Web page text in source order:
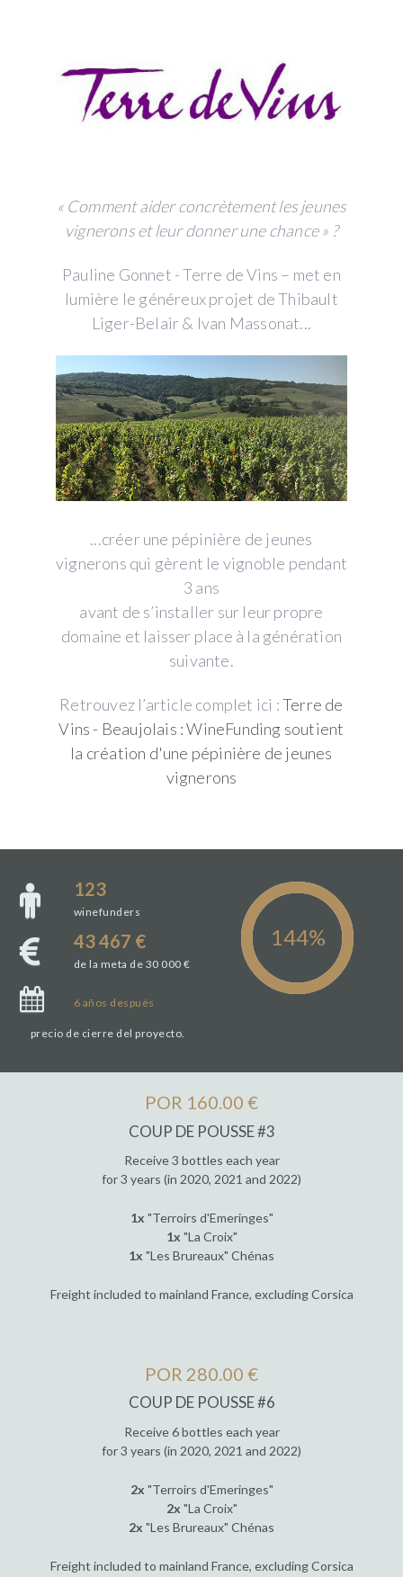
« Comment aider concrètement les jeunes
vignerons et leur donner une chance » ?
Pauline Gonnet - Terre de Vins – met en
lumière le généreux projet de Thibault
Liger-Belair & Ivan Massonat...
...créer une pépinière de jeunes
vignerons qui gèrent le vignoble pendant
3 ans
avant de s’installer sur leur propre
domaine et laisser place à la génération
suivante.
Retrouvez l’article complet ici :Terre de
Vins - Beaujolais : WineFunding soutient
la création d'une pépinière de jeunes
vignerons
123
winefunders
43 467 €
de la meta de 30 000 €
6 años después
precio de cierre del proyecto.
POR 160.00 €
COUP DE POUSSE #3
Receive 3 bottles each year
for 3 years (in 2020, 2021 and 2022)
1x "Terroirs d'Emeringes"
1x "La Croix"
1x "Les Brureaux" Chénas
Freight included to mainland France, excluding Corsica
POR 280.00 €
COUP DE POUSSE #6
Receive 6 bottles each year
for 3 years (in 2020, 2021 and 2022)
2x "Terroirs d'Emeringes"
2x "La Croix"
2x "Les Brureaux" Chénas
Freight included to mainland France, excluding Corsica